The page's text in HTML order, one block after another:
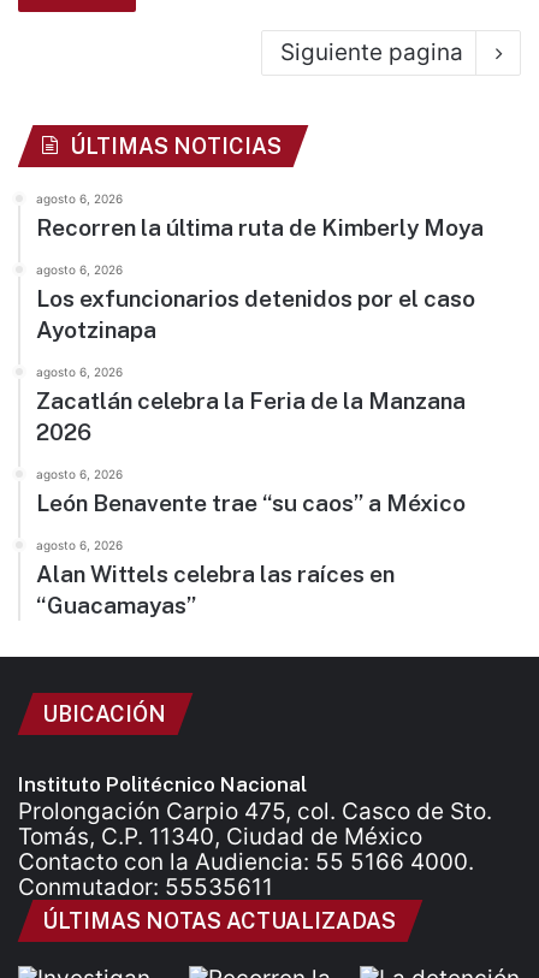
Siguiente pagina
ÚLTIMAS NOTICIAS
agosto 6, 2026
Recorren la última ruta de Kimberly Moya
agosto 6, 2026
Los exfuncionarios detenidos por el caso
Ayotzinapa
agosto 6, 2026
Zacatlán celebra la Feria de la Manzana
2026
agosto 6, 2026
León Benavente trae “su caos” a México
agosto 6, 2026
Alan Wittels celebra las raíces en
“Guacamayas”
UBICACIÓN
Instituto Politécnico Nacional
Prolongación Carpio 475, col. Casco de Sto.
Tomás, C.P. 11340, Ciudad de México
Contacto con la Audiencia: 55 5166 4000.
Conmutador: 55535611
ÚLTIMAS NOTAS ACTUALIZADAS